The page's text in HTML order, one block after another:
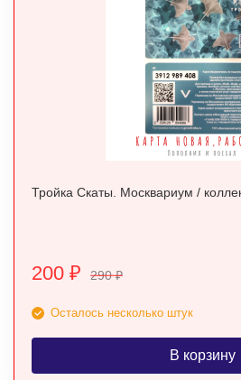
Тройка Скаты. Москвариум /
200 ₽ 290₽
Осталось несколько штук
В корзину